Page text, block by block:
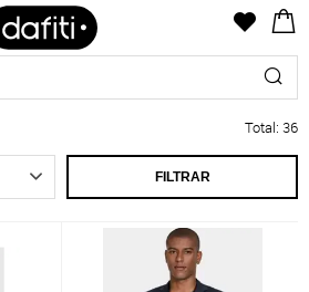
Total: 36
FILTRAR